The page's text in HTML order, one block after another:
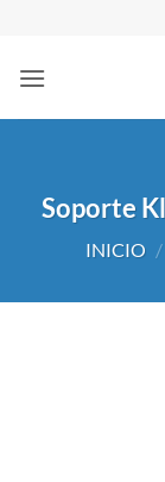
contenido
Soporte
INICIO /